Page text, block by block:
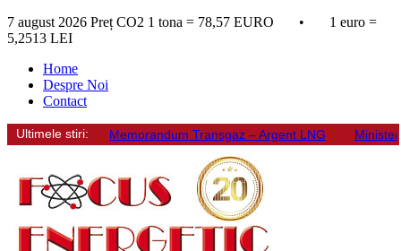
7 august 2026 Preț CO2 1 tona = 78,57 EURO • 1 euro =
5,2513 LEI
Home
Despre Noi
Contact
Ultimele stiri: Memorandum Transgaz – Argent LNG